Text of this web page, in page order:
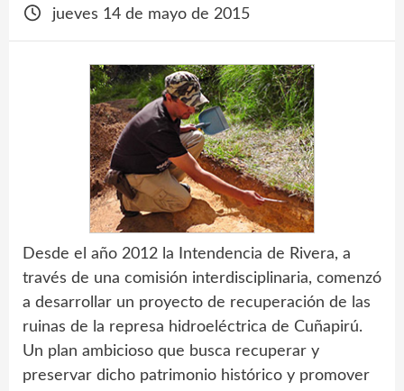
jueves 14 de mayo de 2015
Desde el año 2012 la Intendencia de Rivera, a
través de una comisión interdisciplinaria, comenzó
a desarrollar un proyecto de recuperación de las
ruinas de la represa hidroeléctrica de Cuñapirú.
Un plan ambicioso que busca recuperar y
preservar dicho patrimonio histórico y promover